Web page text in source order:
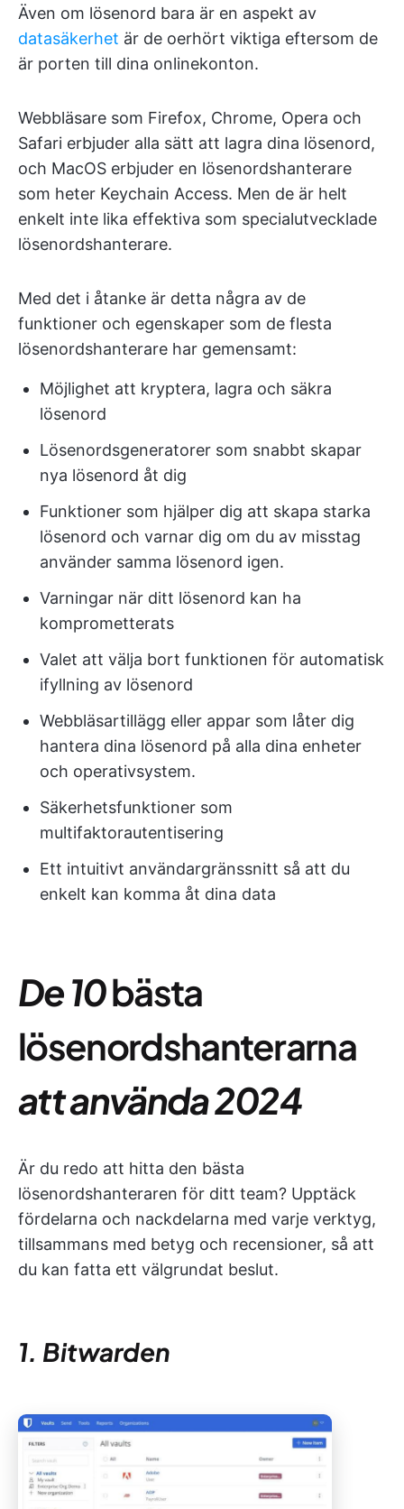
Även om lösenord bara är en aspekt av
datasäkerhet är de oerhört viktiga eftersom de
är porten till dina onlinekonton.
Webbläsare som Firefox, Chrome, Opera och
Safari erbjuder alla sätt att lagra dina lösenord,
och MacOS erbjuder en lösenordshanterare
som heter Keychain Access. Men de är helt
enkelt inte lika effektiva som specialutvecklade
lösenordshanterare.
Med det i åtanke är detta några av de
funktioner och egenskaper som de flesta
lösenordshanterare har gemensamt:
Möjlighet att kryptera, lagra och säkra
lösenord
Lösenordsgeneratorer som snabbt skapar
nya lösenord åt dig
Funktioner som hjälper dig att skapa starka
lösenord och varnar dig om du av misstag
använder samma lösenord igen.
Varningar när ditt lösenord kan ha
komprometterats
Valet att välja bort funktionen för automatisk
ifyllning av lösenord
Webbläsartillägg eller appar som låter dig
hantera dina lösenord på alla dina enheter
och operativsystem.
Säkerhetsfunktioner som
multifaktorautentisering
Ett intuitivt användargränssnitt så att du
enkelt kan komma åt dina data
De 10bästa
lösenordshanterarna
att använda 2024
Är du redo att hitta den bästa
lösenordshanteraren för ditt team? Upptäck
fördelarna och nackdelarna med varje verktyg,
tillsammans med betyg och recensioner, så att
du kan fatta ett välgrundat beslut.
1. Bitwarden